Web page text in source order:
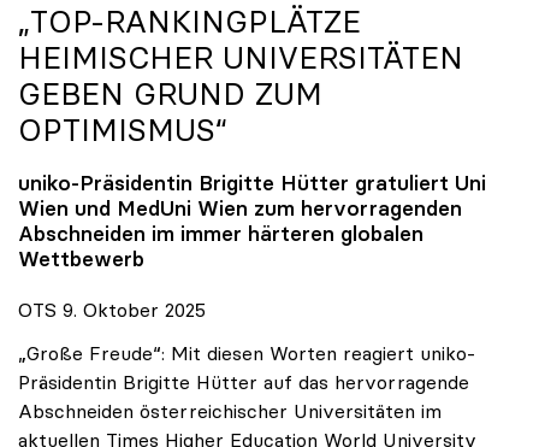
„TOP-RANKINGPLÄTZE
HEIMISCHER UNIVERSITÄTEN
GEBEN GRUND ZUM
OPTIMISMUS“
uniko-Präsidentin Brigitte Hütter gratuliert Uni
Wien und MedUni Wien zum hervorragenden
Abschneiden im immer härteren globalen
Wettbewerb
OTS 9. Oktober 2025
„Große Freude“: Mit diesen Worten reagiert uniko-
Präsidentin Brigitte Hütter auf das hervorragende
Abschneiden österreichischer Universitäten im
aktuellen Times Higher Education World University